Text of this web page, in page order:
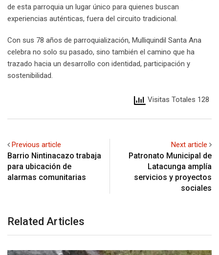
de esta parroquia un lugar único para quienes buscan
experiencias auténticas, fuera del circuito tradicional.
Con sus 78 años de parroquialización, Mulliquindil Santa Ana
celebra no solo su pasado, sino también el camino que ha
trazado hacia un desarrollo con identidad, participación y
sostenibilidad.
Visitas Totales 128
Previous article
Barrio Nintinacazo trabaja
para ubicación de
alarmas comunitarias
Next article
Patronato Municipal de
Latacunga amplía
servicios y proyectos
sociales
Related Articles